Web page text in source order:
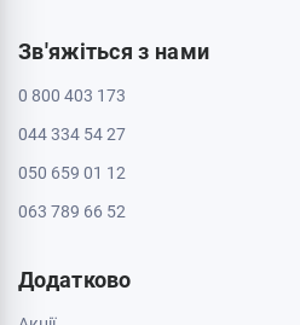
Черкаси, 18005, бул. Шевченка, 195
Інформація
Контакти
Доставка і оплата
Обмін та повернення